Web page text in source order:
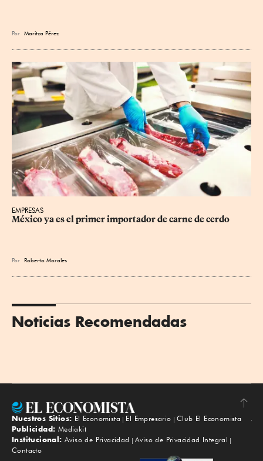
Por Maritza Pérez
EMPRESAS
México ya es el primer importador de carne de cerdo
Por Roberto Morales
Noticias Recomendadas
Subir
Nuestros Sitios: El Economista El Empresario
Club El Economista
Publicidad: Mediakit
Institucional: Aviso de Privacidad
Aviso de Privacidad Integral
Contacto